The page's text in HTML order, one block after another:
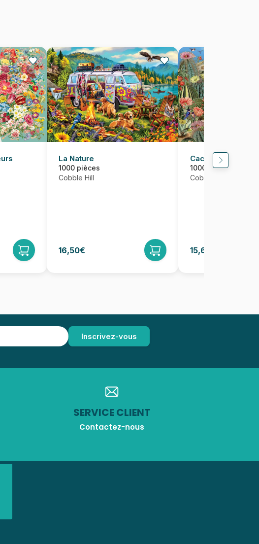
La Nature
1000 pièces
Cobble Hill
16,50€
Cactus Garden
1000 pièces
Cobble Hill
15,68€
SERVICE CLIENT
Contactez-nous